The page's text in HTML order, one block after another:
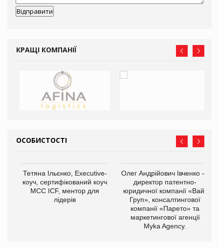
КРАЩІ КОМПАНІЇ
ОСОБИСТОСТІ
Тетяна Ільєнко, Executive-
коуч, сертифікований коуч
МСС ICF, ментор для
лідерів
Олег Андрійович Івченко —
директор патентно-
юридичної компанії «Вайз
Груп», консалтингової
компанії «Парето» та
маркетингової агенції
Myka Agency.